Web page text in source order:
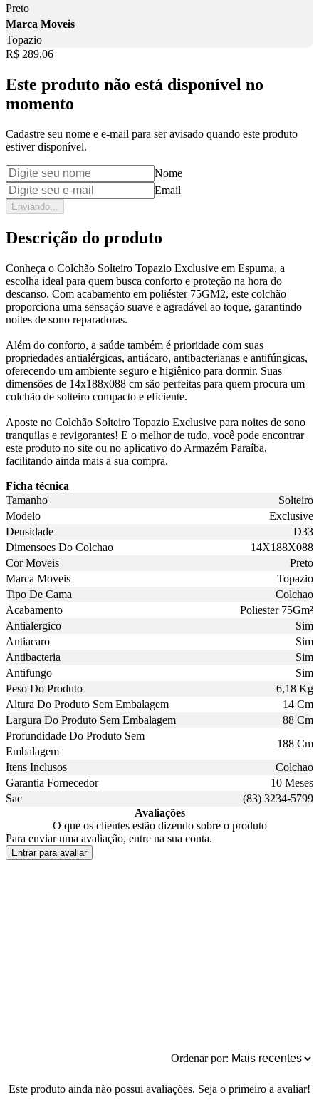
Preto
Marca Moveis
Topazio
Price:
R$ 289,06
Este produto não está disponível no
momento
Cadastre seu nome e e-mail para ser avisado quando este produto
estiver disponível.
Nome
Email
Enviando...
Descrição do produto
Conheça o Colchão Solteiro Topazio Exclusive em Espuma, a
escolha ideal para quem busca conforto e proteção na hora do
descanso. Com acabamento em poliéster 75GM2, este colchão
proporciona uma sensação suave e agradável ao toque, garantindo
noites de sono reparadoras.
Além do conforto, a saúde também é prioridade com suas
propriedades antialérgicas, antiácaro, antibacterianas e antifúngicas,
oferecendo um ambiente seguro e higiênico para dormir. Suas
dimensões de 14x188x088 cm são perfeitas para quem procura um
colchão de solteiro compacto e eficiente.
Aposte no Colchão Solteiro Topazio Exclusive para noites de sono
tranquilas e revigorantes! E o melhor de tudo, você pode encontrar
este produto no site ou no aplicativo do Armazém Paraíba,
facilitando ainda mais a sua compra.
Ficha técnica
Tamanho
Solteiro
Modelo
Exclusive
Densidade
D33
Dimensoes Do Colchao
14X188X088
Cor Moveis
Preto
Marca Moveis
Topazio
Tipo De Cama
Colchao
Acabamento
Poliester 75Gm²
Antialergico
Sim
Antiacaro
Sim
Antibacteria
Sim
Antifungo
Sim
Peso Do Produto
6,18 Kg
Altura Do Produto Sem Embalagem
14 Cm
Largura Do Produto Sem Embalagem
88 Cm
Profundidade Do Produto Sem
Embalagem
188 Cm
Itens Inclusos
Colchao
Garantia Fornecedor
10 Meses
Sac
(83) 3234-5799
Avaliações
O que os clientes estão dizendo sobre o produto
Para enviar uma avaliação, entre na sua conta.
Entrar para avaliar
Ordenar por:
Este produto ainda não possui avaliações. Seja o primeiro a avaliar!